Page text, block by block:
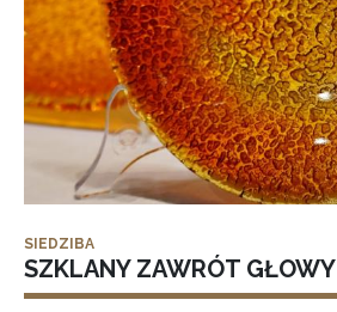
SIEDZIBA
SZKLANY ZAWRÓT GŁOWY